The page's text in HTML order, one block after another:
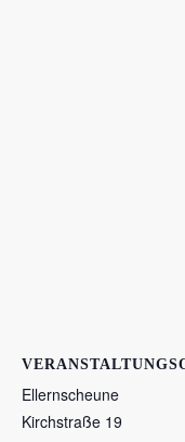
Ellernscheune
Kirchstraße 19